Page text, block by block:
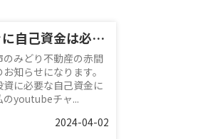
不動産投資を行うときに自己資金は必要？？
みどり不動産の赤間
知らせになります。
に必要な自己資金に
のyoutubeチャ...
2024-04-02